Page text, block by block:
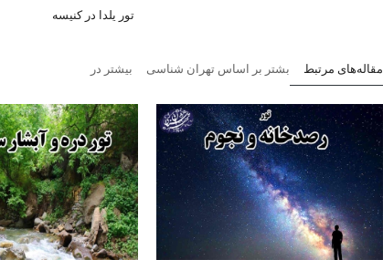
تور یلدا در کنیسه
مقاله‌های مرتبط بشتر بر اساس تهران شناسی بیشتر در